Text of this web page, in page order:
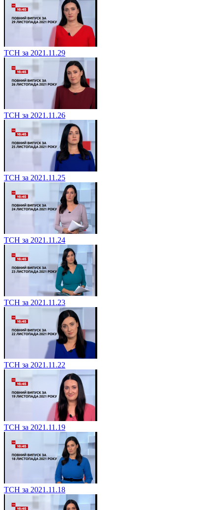
ТСН за 2021.11.29
ТСН за 2021.11.26
ТСН за 2021.11.25
ТСН за 2021.11.24
ТСН за 2021.11.23
ТСН за 2021.11.22
ТСН за 2021.11.19
ТСН за 2021.11.18